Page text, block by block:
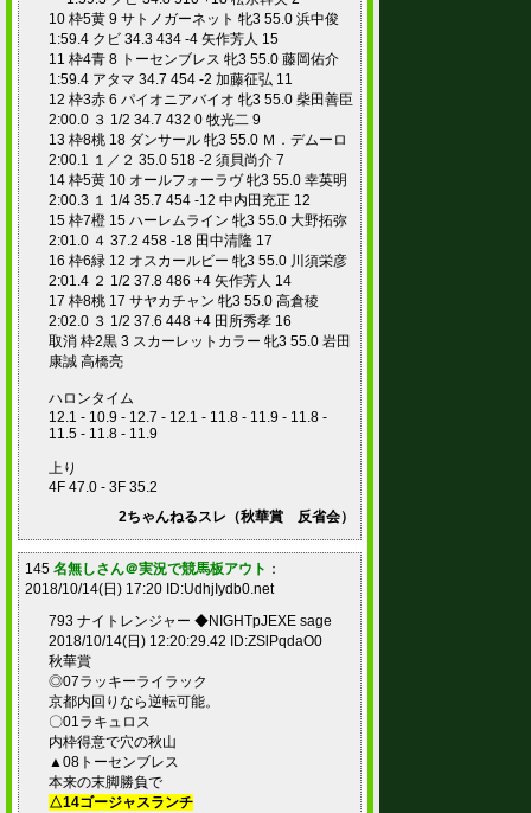
10 枠5黄 9 サトノガーネット 牝3 55.0 浜中俊
1:59.4 クビ 34.3 434 -4 矢作芳人 15
11 枠4青 8 トーセンブレス 牝3 55.0 藤岡佑介
1:59.4 アタマ 34.7 454 -2 加藤征弘 11
12 枠3赤 6 パイオニアバイオ 牝3 55.0 柴田善臣
2:00.0 ３ 1/2 34.7 432 0 牧光二 9
13 枠8桃 18 ダンサール 牝3 55.0 Ｍ．デムーロ
2:00.1 １／２ 35.0 518 -2 須貝尚介 7
14 枠5黄 10 オールフォーラヴ 牝3 55.0 幸英明
2:00.3 １ 1/4 35.7 454 -12 中内田充正 12
15 枠7橙 15 ハーレムライン 牝3 55.0 大野拓弥
2:01.0 ４ 37.2 458 -18 田中清隆 17
16 枠6緑 12 オスカールビー 牝3 55.0 川須栄彦
2:01.4 ２ 1/2 37.8 486 +4 矢作芳人 14
17 枠8桃 17 サヤカチャン 牝3 55.0 高倉稜
2:02.0 ３ 1/2 37.6 448 +4 田所秀孝 16
取消 枠2黒 3 スカーレットカラー 牝3 55.0 岩田
康誠 高橋亮
ハロンタイム
12.1 - 10.9 - 12.7 - 12.1 - 11.8 - 11.9 - 11.8 -
11.5 - 11.8 - 11.9
上り
4F 47.0 - 3F 35.2
2ちゃんねるスレ（秋華賞 反省会）
145 名無しさん＠実況で競馬板アウト ：
2018/10/14(日) 17:20 ID:UdhjIydb0.net
793 ナイトレンジャー ◆NIGHTpJEXE sage
2018/10/14(日) 12:20:29.42 ID:ZSlPqdaO0
秋華賞
◎07ラッキーライラック
京都内回りなら逆転可能。
〇01ラキュロス
内枠得意で穴の秋山
▲08トーセンブレス
本来の末脚勝負で
△14ゴージャスランチ